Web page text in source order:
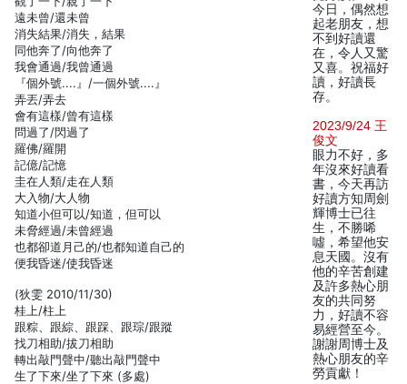
遠未曾/還未曾
消失結果/消失，結果
同他奔了/向他奔了
我會通過/我曾通過
『個外號....』/一個外號....』
弄丟/弄去
會有這樣/曾有這樣
問過了/閃過了
羅佛/羅開
記億/記憶
圭在人類/走在人類
大入物/大人物
知道小但可以/知道，但可以
未脅經過/未曾經過
也都卻道月己的/也都知道自己的
便我昏迷/使我昏迷
(狄雯 2010/11/30)
桂上/柱上
跟粽、跟綜、跟踩、跟琮/跟蹤
找刀相助/拔刀相助
轉出敲門聲中/聽出敲門聲中
生了下來/坐了下來 (多處)
今日，偶然想
起老朋友，想
不到好讀還
在，令人又驚
又喜。祝福好
讀，好讀長
存。
2023/9/24 王
俊文
眼力不好，多
年沒來好讀看
書，今天再訪
好讀方知周劍
輝博士已往
生，不勝唏
噓，希望他安
息天國。沒有
他的辛苦創建
及許多熱心朋
友的共同努
力，好讀不容
易經營至今。
謝謝周博士及
熱心朋友的辛
勞貢獻！